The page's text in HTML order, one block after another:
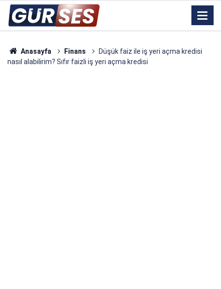
Anasayfa Finans
Düşük faiz ile iş yeri açma kredisi
nasıl alabilirim? Sıfır faizli iş yeri açma kredisi